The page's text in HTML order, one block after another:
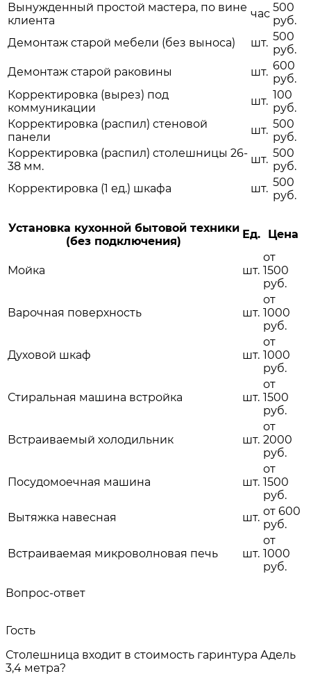
Вынужденный простой мастера, по вине
клиента
час 500
руб.
Демонтаж старой мебели (без выноса)
шт. 500
руб.
Демонтаж старой раковины
шт. 600
руб.
Корректировка (вырез) под
коммуникации
шт. 100
руб.
Корректировка (распил) стеновой
панели
шт. 500
руб.
Корректировка (распил) столешницы 26-
38 мм.
шт. 500
руб.
Корректировка (1 ед.) шкафа
шт. 500
руб.
Установка кухонной бытовой техники
(без подключения)
Ед. Цена
Мойка шт.
от
1500
руб.
Варочная поверхность шт.
от
1000
руб.
Духовой шкаф шт.
от
1000
руб.
Стиральная машина встройка шт.
от
1500
руб.
Встраиваемый холодильник шт.
от
2000
руб.
Посудомоечная машина шт.
от
1500
руб.
Вытяжка навесная
шт. от 600
руб.
Встраиваемая микроволновая печь шт.
от
1000
руб.
Вопрос-ответ
Гость
Столешница входит в стоимость гаринтура Адель
3,4 метра?